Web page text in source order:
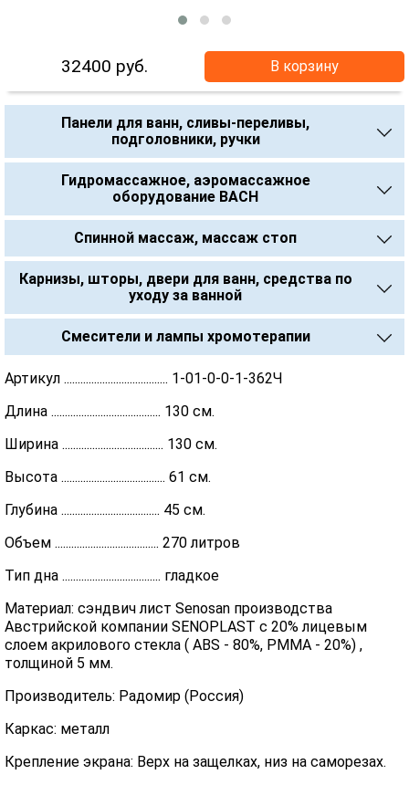
32400 руб. В корзину
Панели для ванн, сливы-переливы,
подголовники, ручки
Гидромассажное, аэромассажное
оборудование BACH
Спинной массаж, массаж стоп
Карнизы, шторы, двери для ванн, средства по
уходу за ванной
Смесители и лампы хромотерапии
Артикул ...................................... 1-01-0-0-1-362Ч
Длина ........................................ 130 см.
Ширина ..................................... 130 см.
Высота ...................................... 61 см.
Глубина .................................... 45 см.
Объем ...................................... 270 литров
Тип дна .................................... гладкое
Материал: сэндвич лист Senosan производства
Австрийской компании SENOPLAST c 20% лицевым
слоем акрилового стекла ( ABS - 80%, PMMA - 20%) ,
толщиной 5 мм.
Производитель: Радомир (Россия)
Каркас: металл
Крепление экрана: Верх на защелках, низ на саморезах.